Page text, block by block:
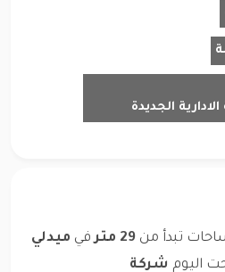
الجديدة
تبدأ من 29 متر في ميدلي
اليوم شركة